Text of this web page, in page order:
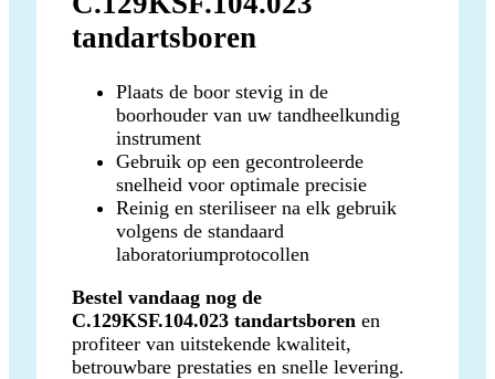
tandartsboren
Plaats de boor stevig in de
boorhouder van uw tandheelkundig
instrument
Gebruik op een gecontroleerde
snelheid voor optimale precisie
Reinig en steriliseer na elk gebruik
volgens de standaard
laboratoriumprotocollen
Bestel vandaag nog de
C.129KSF.104.023 tandartsboren en
profiteer van uitstekende kwaliteit,
betrouwbare prestaties en snelle levering.